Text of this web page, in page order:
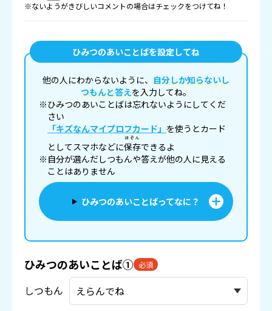
※ないようがきびしいコメントの場合はチェックをつけてね！
ひみつのあいことばを設定してね
他の人にわからないように、 自分しか知らないし
つもんと答えを入力してね。
※ひみつのあいことばは忘れないようにしてくだ
さい
「キズなんマイプロフカード」 を使うとカード
としてスマホなどに保存
ほぞん
できるよ
※自分が選んだしつもんや答えが他の人に見える
ことはありません
ひみつのあいことばってなに？
ひみつのあいことば① 必須
しつもん